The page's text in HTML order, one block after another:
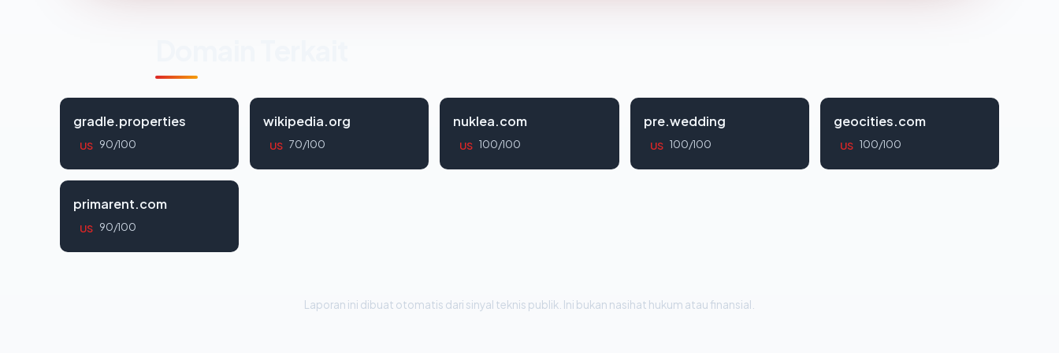
gradle.properties
US 90/100
wikipedia.org
US 70/100
nuklea.com
US 100/100
pre.wedding
US 100/100
geocities.com
US 100/100
primarent.com
US 90/100
Laporan ini dibuat otomatis dari sinyal teknis publik. Ini bukan nasihat hukum atau finansial.